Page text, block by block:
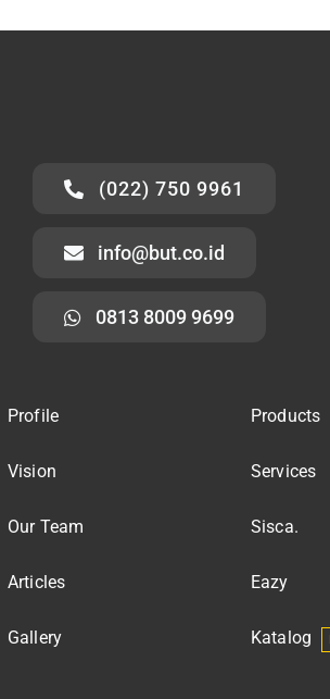
(022) 750 9961
info@but.co.id
0813 8009 9699
Profile
Vision
Our Team
Articles
Gallery
Products
Services
Sisca.
Eazy
Katalog